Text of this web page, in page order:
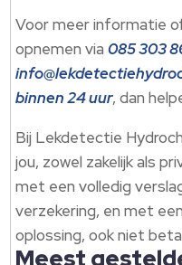
Voor meer informatie
opnemen via085 303
binnen 24 uur, dan
Bij Lekdetectie
jou, zowel zakelijk als
met een volledig
verzekering, en met
oplossing, ook niet